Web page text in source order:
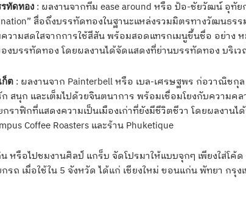
รทัดทอง: ผลงานจากทีม ease around หรือ ป้อ-ชัยวัฒน์ อุทั
สื่อถึงบรรทัดทองในฐานะแหล่งรวมมิตรทางวัฒนธร
วามสดใสจากการใช้สีสัน พร้อมสอดแทรกเมนูขึ้นชื่อ อย่าง
องบรรทัดทอง โดยผลงานได้จัดแสดงที่ย่านบรรทัดทอง บริเ
ก็ต: ผลงานจาก Painterbell หรือ เบล-เศรษฐพร ก่อวาณิชกุ
ก สนุก และเต็มไปด้วยจินตนาการ พร้อมเชื่อมโยงกับความ
ราฟิกที่แสดงความเป็นเมืองเก่าที่ยังมีชีวิตชีวา โดยผลงาน
Coffee Roasters และร้าน Phuketique
หรือไปชมงานศิลป์ แกร็บ จัดโปรมาให้แบบจุกๆ เพียงใส่โค้ด
รถ เมื่อใช้ใน 5 จังหวัด ได้แก่ เชียงใหม่ ขอนแก่น พัทยา กรุ